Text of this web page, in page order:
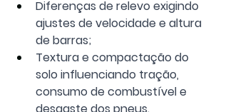
Diferenças de relevo exigindo
ajustes de velocidade e altura
de barras;
Textura e compactação do
solo influenciando tração,
consumo de combustível e